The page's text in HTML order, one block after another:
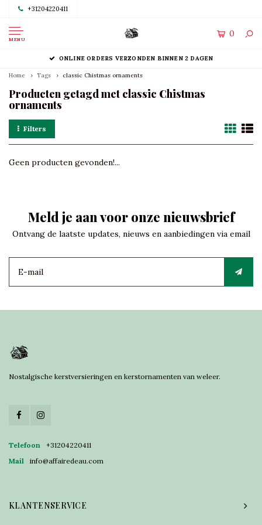
+31204220411
MENU
0
ONLINE ORDERS VERZONDEN BINNEN 2 DAGEN
Home Tags classic Chistmas ornaments
Producten getagd met classic Chistmas
ornaments
Filters
Geen producten gevonden!...
Meld je aan voor onze nieuwsbrief
Ontvang de laatste updates, nieuws en aanbiedingen via email
Nostalgische kerstversieringen en kerstornamenten van weleer.
Telefoon
+31204220411
Mail
info@affairedeau.com
KLANTENSERVICE